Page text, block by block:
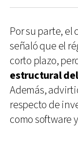
Por su parte, el
señaló que el
corto plazo,
estructural
Además,
respecto de
como software